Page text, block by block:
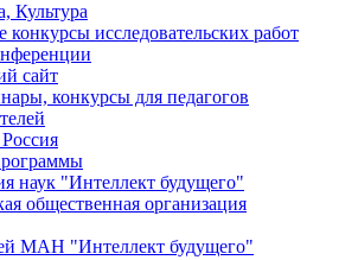
Культура
конкурсы исследовательских работ
сайт
конкурсы для педагогов
наук "Интеллект будущего"
общественная организация
МАН "Интеллект будущего"